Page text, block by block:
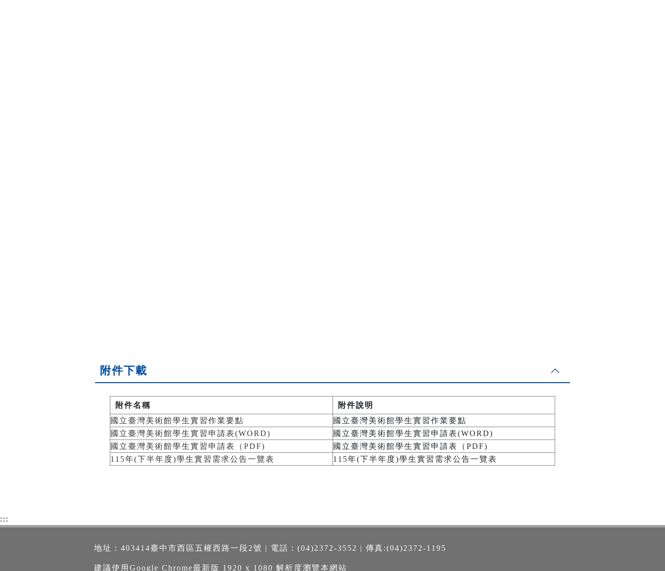
附件下載
附件名稱
附件說明
國立臺灣美術館學生實習作業要點
國立臺灣美術館學生實習作業要點
國立臺灣美術館學生實習申請表(WORD)
國立臺灣美術館學生實習申請表(WORD)
國立臺灣美術館學生實習申請表（PDF)
國立臺灣美術館學生實習申請表（PDF)
115年(下半年度)學生實習需求公告一覽表
115年(下半年度)學生實習需求公告一覽表
:::
地址：403414臺中市西區五權西路一段2號 | 電話：(04)2372-3552 | 傳真:(04)2372-1195
建議使用Google Chrome最新版 1920 x 1080 解析度瀏覽本網站